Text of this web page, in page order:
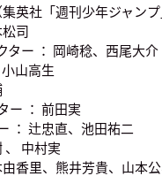
マイ
声優：山田栄子
英社「週刊少年ジャンプ
司
ター ： 岡崎稔、西尾大介
山高生
ー ： 前田実
： 辻忠直、池田祐二
中村実
香里、熊井芳貴、山本